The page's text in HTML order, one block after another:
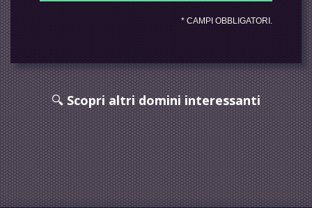
* CAMPI OBBLIGATORI.
🔍Scopri altri domini interessanti